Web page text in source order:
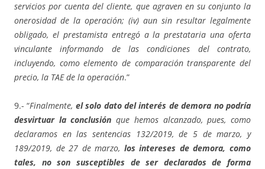
servicios por cuenta del cliente, que agraven en su conjunto la
onerosidad de la operación; (iv) aun sin resultar legalmente
obligado, el prestamista entregó a la prestataria una oferta
vinculante informando de las condiciones del contrato,
incluyendo, como elemento de comparación transparente del
precio, la TAE de la operación.”
9.- “Finalmente, el solo dato del interés de demora no podría
desvirtuar la conclusión que hemos alcanzado, pues, como
declaramos en las sentencias 132/2019, de 5 de marzo, y
189/2019, de 27 de marzo, los intereses de demora, como
tales, no son susceptibles de ser declarados de forma